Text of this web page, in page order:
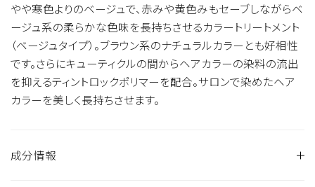
やや寒色よりのベージュで、赤みや黄色みもセーブしながらベ
ージュ系の柔らかな色味を長持ちさせるカラートリートメント
（ベージュタイプ）。ブラウン系のナチュラルカラーとも好相性
です。さらにキューティクルの間からヘアカラーの染料の流出
を抑えるティントロックポリマーを配合。サロンで染めたヘア
カラーを美しく長持ちさせます。
成分情報